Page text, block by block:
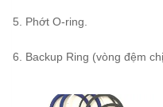
5. Phớt O-ring.
6. Backup Ring (vòng đệm